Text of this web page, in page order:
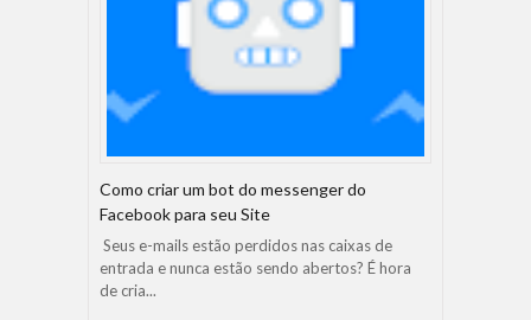
Como criar um bot do messenger do
Facebook para seu Site
Seus e-mails estão perdidos nas caixas de
entrada e nunca estão sendo abertos? É hora
de cria...